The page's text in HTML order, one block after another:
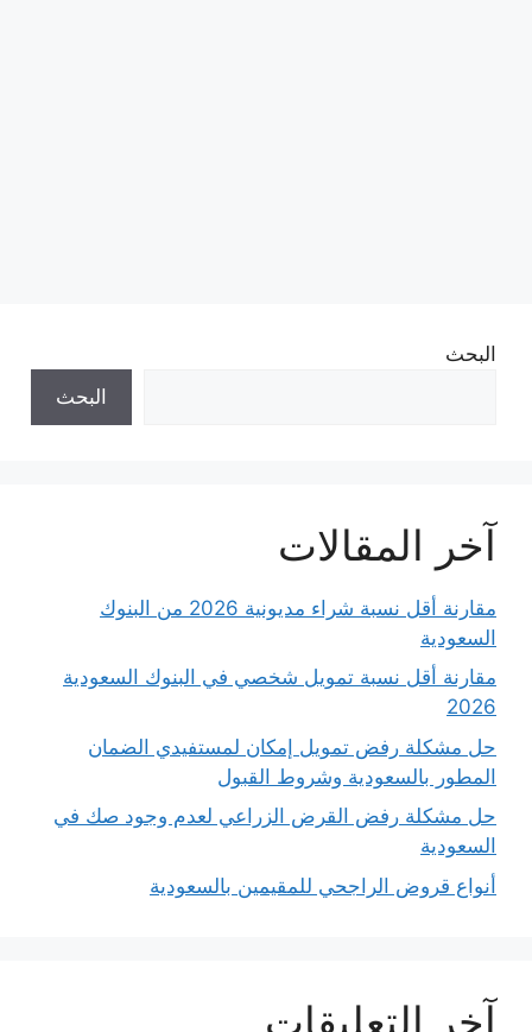
البحث
البحث
آخر المقالات
مقارنة أقل نسبة شراء مديونية 2026 من البنوك
السعودية
مقارنة أقل نسبة تمويل شخصي في البنوك السعودية
2026
حل مشكلة رفض تمويل إمكان لمستفيدي الضمان
المطور بالسعودية وشروط القبول
حل مشكلة رفض القرض الزراعي لعدم وجود صك في
السعودية
أنواع قروض الراجحي للمقيمين بالسعودية
آخر التعليقات